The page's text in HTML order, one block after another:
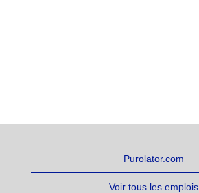
Purolator.com
Voir tous les emplois